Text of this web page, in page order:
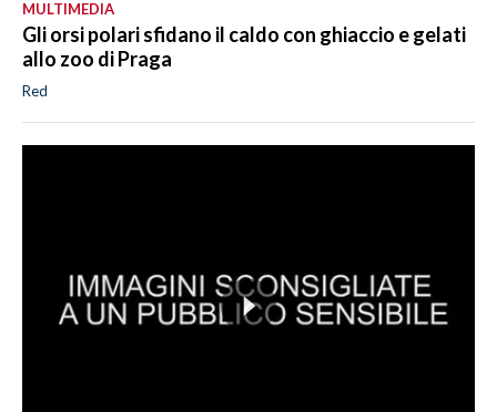
MULTIMEDIA
Gli orsi polari sfidano il caldo con ghiaccio e gelati
allo zoo di Praga
Red